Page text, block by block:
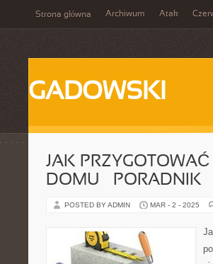
Strona główna Archiwum Atak
GADOWSKI
JAK
DOMU – PORADNIK
POSTED BY ADMIN MAR - 2 - 2025